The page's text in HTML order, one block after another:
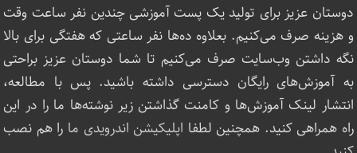
دوستان عزیز برای تولید یک پست آموزشی چندین نفر ساعت‌ وقت
و هزینه صرف می‌کنیم. بعلاوه ده‌ها نفر ساعتی که هفتگی برای بالا
نگه داشتن وب‌سایت صرف ‌می‌کنیم تا شما دوستان عزیز براحتی
به آموزش‌های رایگان دسترسی داشته باشید. پس با مطالعه،
انتشار لینک‌ آموزش‌ها و کامنت گذاشتن زیر نوشته‌‌ها ما را در این
راه همراهی کنید. همچنین لطفا اپلیکیشن اندرویدی ما را هم نصب